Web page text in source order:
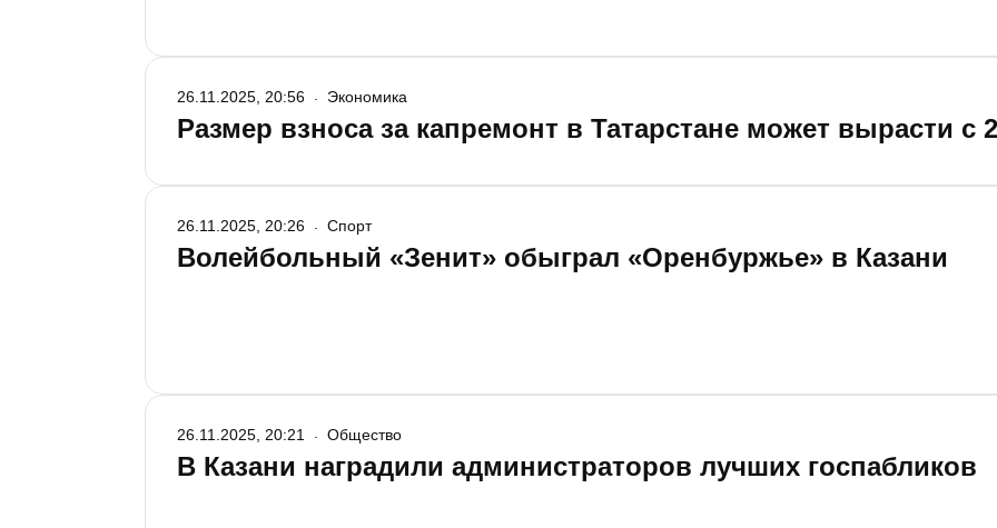
Размер взноса за капремонт в Татарстане может вырасти с
26.11.2025, 20:56 Экономика
Волейбольный «Зенит» обыграл «Оренбуржье» в Казани
26.11.2025, 20:26 Спорт
В Казани наградили администраторов лучших госпабликов
26.11.2025, 20:21 Общество